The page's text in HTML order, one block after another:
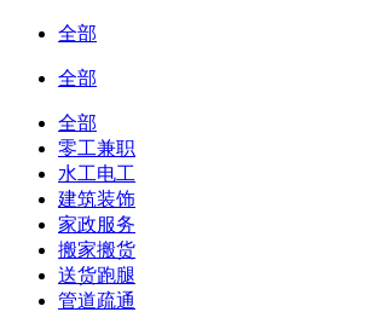
全部
全部
全部
零工兼职
水工电工
建筑装饰
家政服务
搬家搬货
送货跑腿
管道疏通